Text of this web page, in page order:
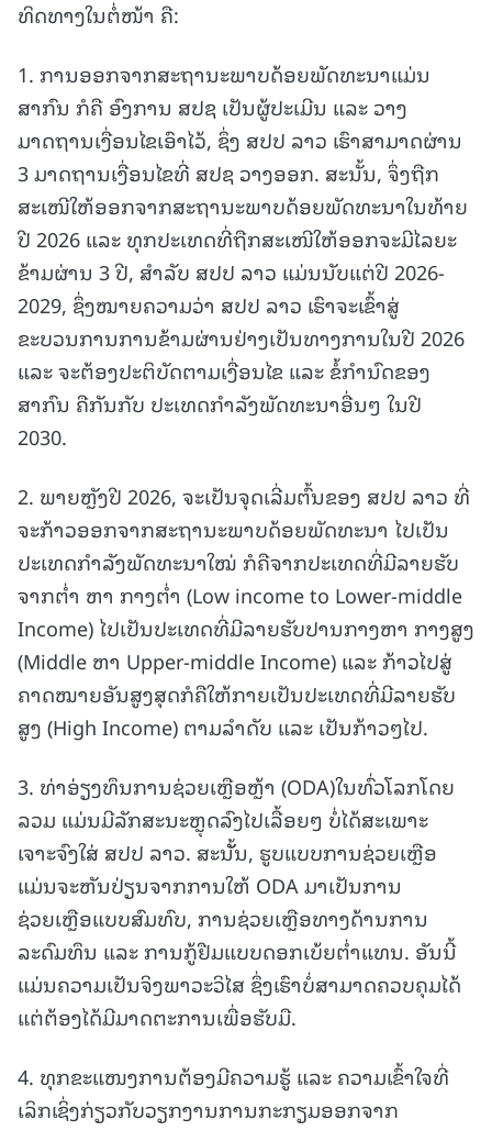
ທິດທາງໃນຕໍ່ໜ້າ ຄື:
1. ການອອກຈາກສະຖານະພາບດ້ອຍພັດທະນາແມ່ນ
ສາກົນ ກໍຄື ອົງການ ສປຊ ເປັນຜູ້ປະເມີນ ແລະ ວາງ
ມາດຖານເງື່ອນໄຂເອົາໄວ້, ຊຶ່ງ ສປປ ລາວ ເຮົາສາມາດຜ່ານ
3 ມາດຖານເງື່ອນໄຂທີ່ ສປຊ ວາງອອກ. ສະນັ້ນ, ຈຶ່ງຖືກ
ສະເໜີໃຫ້ອອກຈາກສະຖານະພາບດ້ອຍພັດທະນາໃນທ້າຍ
ປີ 2026 ແລະ ທຸກປະເທດທີ່ຖືກສະເໜີໃຫ້ອອກຈະມີໄລຍະ
ຂ້າມຜ່ານ 3 ປີ, ສໍາລັບ ສປປ ລາວ ແມ່ນນັບແຕ່ປີ 2026-
2029, ຊຶ່ງໝາຍຄວາມວ່າ ສປປ ລາວ ເຮົາຈະເຂົ້າສູ່
ຂະບວນການການຂ້າມຜ່ານຢ່າງເປັນທາງການໃນປີ 2026
ແລະ ຈະຕ້ອງປະຕິບັດຕາມເງື່ອນໄຂ ແລະ ຂໍ້ກຳນົດຂອງ
ສາກົນ ຄືກັນກັບ ປະເທດກຳລັງພັດທະນາອື່ນໆ ໃນປີ
2030.
2. ພາຍຫຼັງປີ 2026, ຈະເປັນຈຸດເລີ່ມຕົ້ນຂອງ ສປປ ລາວ ທີ່
ຈະກ້າວອອກຈາກສະຖານະພາບດ້ອຍພັດທະນາ ໄປເປັນ
ປະເທດກໍາລັງພັດທະນາໃໝ່ ກໍຄືຈາກປະເທດທີ່ມີລາຍຮັບ
ຈາກຕໍ່າ ຫາ ກາງຕໍ່າ (Low income to Lower-middle
Income) ໄປເປັນປະເທດທີ່ມີລາຍຮັບປານກາງຫາ ກາງສູງ
(Middle ຫາ Upper-middle Income) ແລະ ກ້າວໄປສູ່
ຄາດໝາຍອັນສູງສຸດກໍຄືໃຫ້ກາຍເປັນປະເທດທີ່ມີລາຍຮັບ
ສູງ (High Income) ຕາມລໍາດັບ ແລະ ເປັນກ້າວໆໄປ.
3. ທ່າອ່ຽງທຶນການຊ່ວຍເຫຼືອຫຼ້າ (ODA)ໃນທົ່ວໂລກໂດຍ
ລວມ ແມ່ນມີລັກສະນະຫຼຸດລົງໄປເລື້ອຍໆ ບໍ່ໄດ້ສະເພາະ
ເຈາະຈົງໃສ່ ສປປ ລາວ. ສະນັັ້ນ, ຮູບແບບການຊ່ວຍເຫຼືອ
ແມ່ນຈະຫັນປ່ຽນຈາກການໃຫ້ ODA ມາເປັນການ
ຊ່ວຍເຫຼືອແບບສົມທົບ, ການຊ່ວຍເຫຼືອທາງດ້ານການ
ລະດົມທຶນ ແລະ ການກູ້ຢືມແບບດອກເບ້ຍຕໍ່າແທນ. ອັນນີ້
ແມ່ນຄວາມເປັນຈິງພາວະວິໄສ ຊຶ່ງເຮົາບໍ່ສາມາດຄວບຄຸມໄດ້
ແຕ່ຕ້ອງໄດ້ມີມາດຕະການເພື່ອຮັບມື.
4. ທຸກຂະແໜງການຕ້ອງມີຄວາມຮູ້ ແລະ ຄວາມເຂົ້າໃຈທີ່
ເລິກເຊິ່ງກ່ຽວກັບວຽກງານການກະກຽມອອກຈາກ